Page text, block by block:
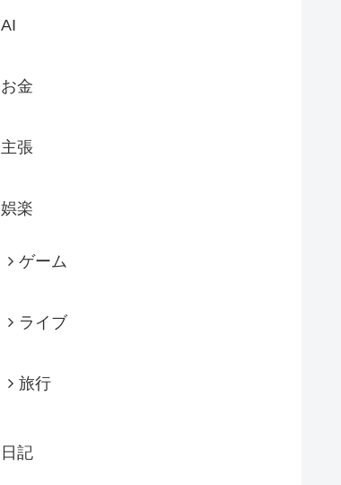
AI
お金
主張
娯楽
ゲーム
ライブ
旅行
日記